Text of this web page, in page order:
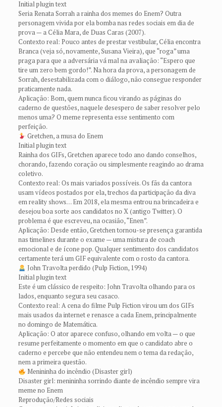
Initial plugin text
Seria Renata Sorrah a rainha dos memes do Enem? Outra
personagem vivida por ela bomba nas redes sociais em dia de
prova — a Célia Mara, de Duas Caras (2007).
Contexto real: Pouco antes de prestar vestibular, Célia encontra
Branca (veja só, novamente, Susana Vieira), que “roga” uma
praga para que a adversária vá mal na avaliação: “Espero que
tire um zero bem gordo!”. Na hora da prova, a personagem de
Sorrah, desestabilizada com o diálogo, não consegue responder
praticamente nada.
Aplicação: Bom, quem nunca ficou virando as páginas do
caderno de questões, naquele desespero de saber resolver pelo
menos uma? O meme representa esse sentimento com
perfeição.
Gretchen, a musa do Enem
Initial plugin text
Rainha dos GIFs, Gretchen aparece todo ano dando conselhos,
chorando, fazendo coração ou simplesmente reagindo ao drama
coletivo.
Contexto real: Os mais variados possíveis. Os fãs da cantora
usam vídeos postados por ela, trechos da participação da diva
em reality shows… Em 2018, ela mesma entrou na brincadeira e
desejou boa sorte aos candidatos no X (antigo Twitter). O
problema é que escreveu, na ocasião, “Enen”.
Aplicação: Desde então, Gretchen tornou-se presença garantida
nas timelines durante o exame — uma mistura de coach
emocional e de ícone pop. Qualquer sentimento dos candidatos
certamente terá um GIF equivalente com o rosto da cantora.
John Travolta perdido (Pulp Fiction, 1994)
Initial plugin text
Este é um clássico de respeito: John Travolta olhando para os
lados, enquanto segura seu casaco.
Contexto real: A cena do filme Pulp Fiction virou um dos GIFs
mais usados da internet e renasce a cada Enem, principalmente
no domingo de Matemática.
Aplicação: O ator aparece confuso, olhando em volta — o que
resume perfeitamente o momento em que o candidato abre o
caderno e percebe que não entendeu nem o tema da redação,
nem a primeira questão.
Menininha do incêndio (Disaster girl)
Disaster girl: menininha sorrindo diante de incêndio sempre vira
meme no Enem
Reprodução/Redes sociais